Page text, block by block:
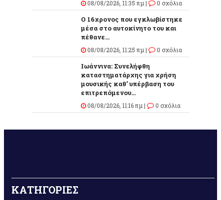
08/08/2026, 11:35 πμ | 0 σχόλια
O 16χρονος που εγκλωβίστηκε
μέσα στο αυτοκίνητο του και
πέθανε...
08/08/2026, 11:25 πμ | 0 σχόλια
Ιωάννινα: Συνελήφθη
καταστηματάρχης για χρήση
μουσικής καθ’ υπέρβαση του
επιτρεπόμενου...
08/08/2026, 11:16 πμ | 0 σχόλια
ΚΑΤΗΓΟΡΙΕΣ